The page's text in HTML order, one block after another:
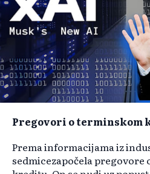
Pregovori o terminskom
Prema informacijama iz
sedmicezapočela pregovore